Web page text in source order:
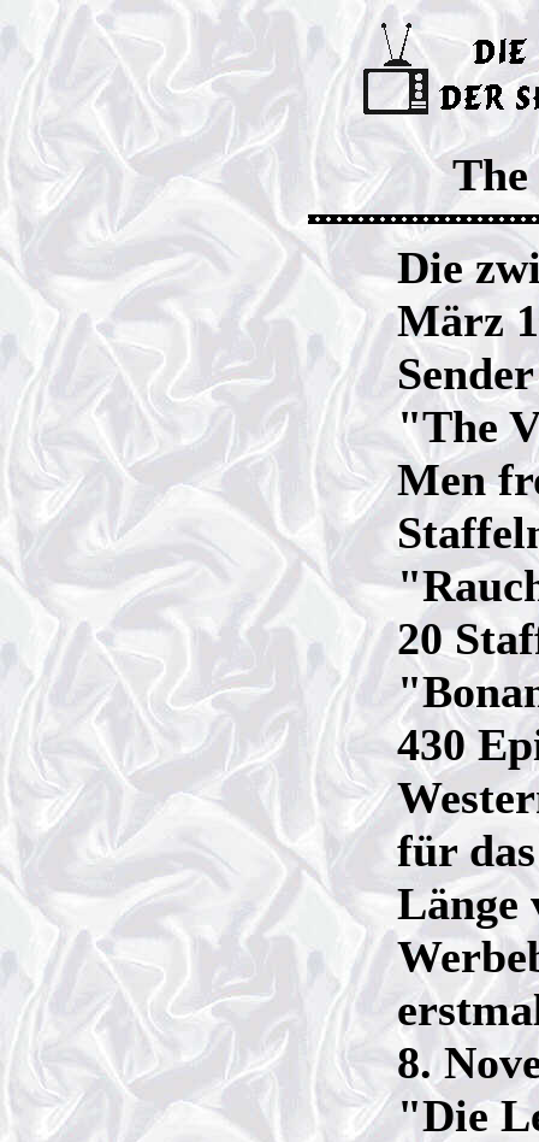
Die
März
"The
Men
20
430
für
Länge
8.
"Die